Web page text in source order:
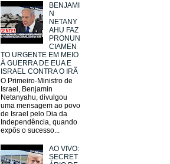
BENJAMI
N
NETANY
AHU FAZ
PRONUN
CIAMEN
TO URGENTE EM MEIO
À GUERRA DE EUA E
ISRAEL CONTRA O IRÃ
O Primeiro-Ministro de
Israel, Benjamin
Netanyahu, divulgou
uma mensagem ao povo
de Israel pelo Dia da
Independência, quando
expôs o sucesso...
AO VIVO:
SECRET